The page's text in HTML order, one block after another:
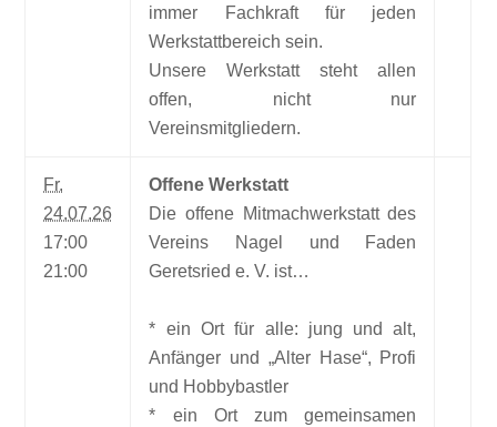
immer Fachkraft für jeden
Werkstattbereich sein.
Unsere Werkstatt steht allen
offen, nicht nur
Vereinsmitgliedern.
Fr.
24.07.26
17:00
21:00
Offene Werkstatt
Die offene Mitmachwerkstatt des
Vereins Nagel und Faden
Geretsried e. V. ist…
* ein Ort für alle: jung und alt,
Anfänger und „Alter Hase“, Profi
und Hobbybastler
* ein Ort zum gemeinsamen